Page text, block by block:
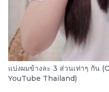
แบ่งผมข้างละ 3 ส่วนเท่าๆ กัน
YouTube Thailand)